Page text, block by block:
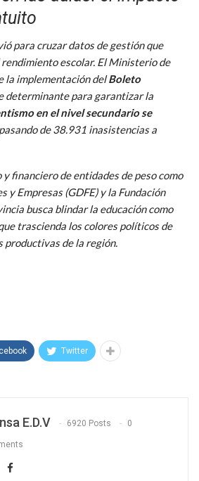
para cruzar datos de gestión que
escolar. El Ministerio de
la implementación delBoleto
determinante para garantizar la
en el nivel secundario se
de 38.931 inasistencias a
financiero de entidades de peso como
y Empresas (GDFE) y la Fundación
busca blindar la educación como
trascienda los colores políticos de
productivas de la región.
Twitter
E.D.V 6920 Posts 0